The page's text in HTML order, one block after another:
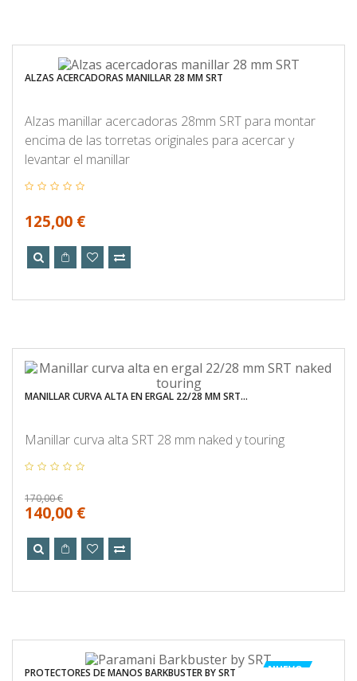
ALZAS ACERCADORAS MANILLAR 28 MM SRT
Alzas manillar acercadoras 28mm SRT para montar
encima de las torretas originales para acercar y
levantar el manillar
125,00 €
MANILLAR CURVA ALTA EN ERGAL 22/28 MM SRT...
Manillar curva alta SRT 28 mm naked y touring
170,00 €
140,00 €
NUEVO
PROTECTORES DE MANOS BARKBUSTER BY SRT